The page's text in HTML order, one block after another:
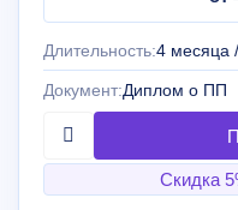
Длительность:4 месяца
Документ:Диплом о ПП
Скидка